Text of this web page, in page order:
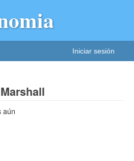
Iniciar sesión
aún